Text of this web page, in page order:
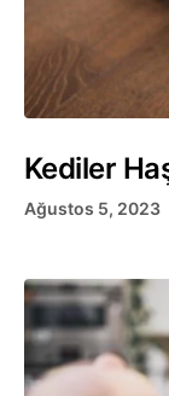
Kediler
Ağustos 5, 2023